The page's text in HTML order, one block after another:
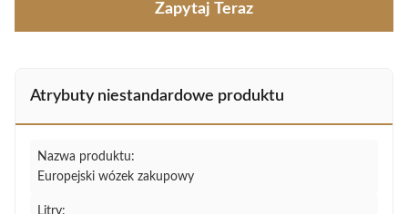
Zapytaj Teraz
Atrybuty niestandardowe produktu
Nazwa produktu:
Europejski wózek zakupowy
Litry: